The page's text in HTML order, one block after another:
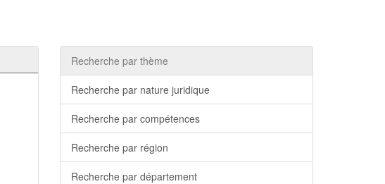
Recherche par thème
Recherche par nature juridique
Recherche par compétences
Recherche par région
Recherche par département